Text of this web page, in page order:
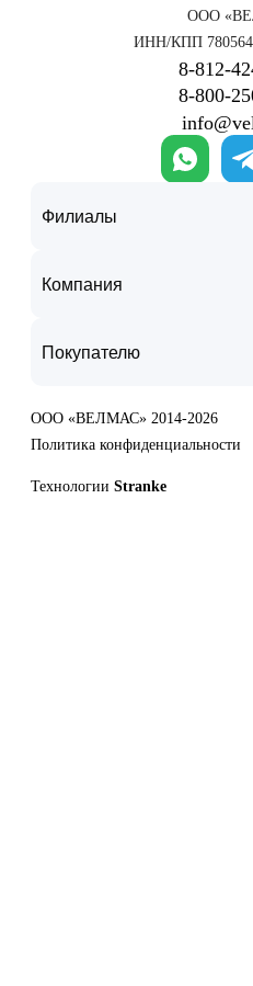
ООО
ИНН/КПП
Филиалы
Компания
Покупателю
ООО «ВЕЛМАС» 2014-2026
Политика конфиденциальности
Технологии Stranke